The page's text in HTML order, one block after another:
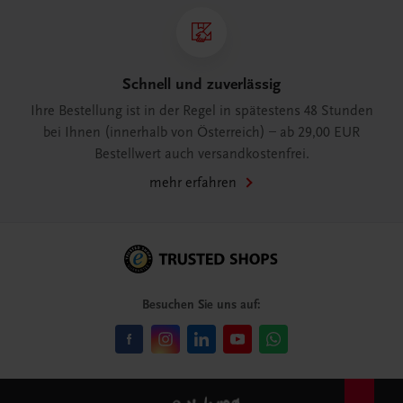
Schnell und zuverlässig
Ihre Bestellung ist in der Regel in spätestens 48 Stunden
bei Ihnen (innerhalb von Österreich) – ab 29,00 EUR
Bestellwert auch versandkostenfrei.
mehr erfahren
Besuchen Sie uns auf: